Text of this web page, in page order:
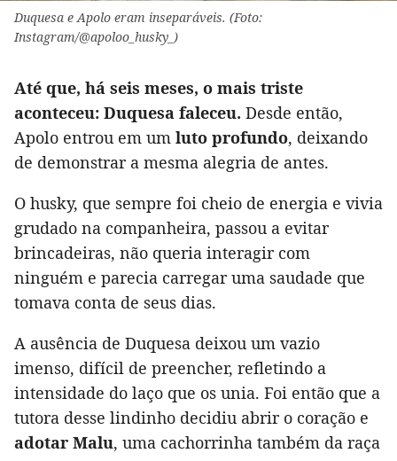
Duquesa e Apolo eram inseparáveis. (Foto:
Instagram/@apoloo_husky_)
Até que, há seis meses, o mais triste
aconteceu: Duquesa faleceu. Desde então,
Apolo entrou em um luto profundo, deixando
de demonstrar a mesma alegria de antes.
O husky, que sempre foi cheio de energia e vivia
grudado na companheira, passou a evitar
brincadeiras, não queria interagir com
ninguém e parecia carregar uma saudade que
tomava conta de seus dias.
A ausência de Duquesa deixou um vazio
imenso, difícil de preencher, refletindo a
intensidade do laço que os unia. Foi então que a
tutora desse lindinho decidiu abrir o coração e
adotar Malu, uma cachorrinha também da raça